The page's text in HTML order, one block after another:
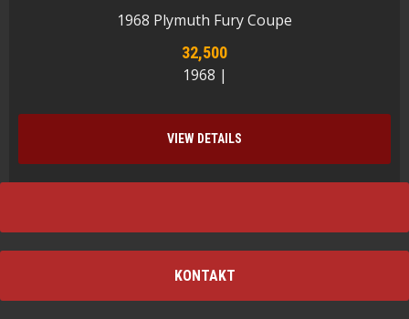
1968 Plymuth Fury Coupe
32,500
1968 |
VIEW DETAILS
KONTAKT